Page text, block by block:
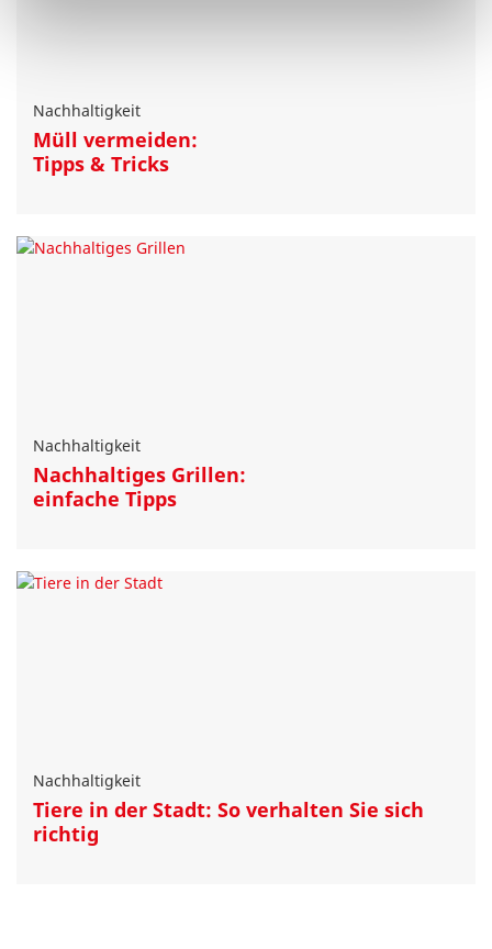
Nachhaltigkeit
Müll vermeiden:
Tipps & Tricks
Nachhaltigkeit
Nachhaltiges Grillen:
einfache Tipps
Nachhaltigkeit
Tiere in der Stadt: So verhalten Sie sich
richtig